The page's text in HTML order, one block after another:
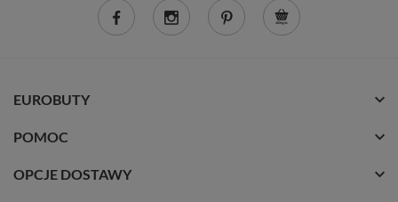
EUROBUTY
POMOC
OPCJE DOSTAWY